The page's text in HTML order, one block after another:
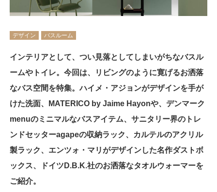
デザイン バスルーム
インテリアとして、つい見落としてしまいがちなバスル
ームやトイレ。今回は、リビングのように寛げるお洒落
なバス空間を特集。ハイメ・アジョンがデザインを手が
けた洗面、MATERICO by Jaime Hayonや、デンマーク
menuのミニマルなバスアイテム、サニタリー界のトレ
ンドセッターagapeの収納ラック、カルテルのアクリル
製ラック、エンツォ・マリがデザインした名作ダストボ
ックス、ドイツD.B.K.社のお洒落なタオルウォーマーを
ご紹介。